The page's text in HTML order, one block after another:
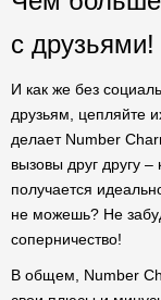
с друзьями!
И как же без
друзьям, цепляйте
делает Number
вызовы друг другу
получается
не можешь? Не
соперничество!
В общем, Number